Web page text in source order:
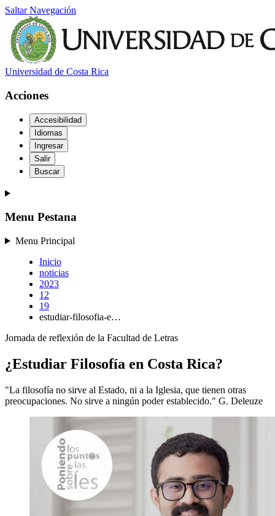
Saltar Navegación
Universidad de Costa Rica
Acciones
Accesibilidad
Idiomas
Ingresar
Salir
Buscar
Menu Pestana
Menu Principal
Inicio
noticias
2023
12
19
estudiar-filosofia-e…
Jornada de reflexión de la Facultad de Letras
¿Estudiar Filosofía en Costa Rica?
"La filosofía no sirve al Estado, ni a la Iglesia, que tienen otras
preocupaciones. No sirve a ningún poder establecido." G. Deleuze